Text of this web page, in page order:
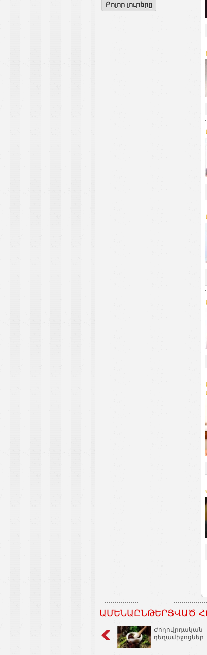
Բոլոր լուրերը
ԱՄԵՆԱԸՆԹԵՐՑՎԱԾ
Ժողովրդական
դեղամիջոցներ